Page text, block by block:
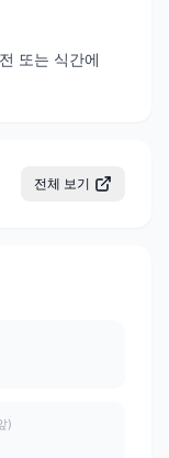
또는 식간에
전체 보기
)